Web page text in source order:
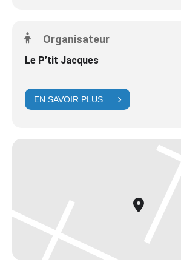
Organisateur
Le P’tit Jacques
EN SAVOIR PLUS…